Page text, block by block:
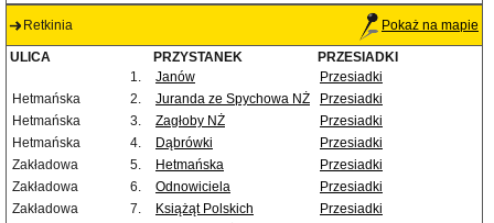
Retkinia Pokaż na mapie
ULICA PRZYSTANEK
PRZESIADKI
1.
Janów
Przesiadki
Hetmańska
2. Juranda ze Spychowa NŻ
Przesiadki
Hetmańska
3. Zagłoby NŻ
Przesiadki
Hetmańska
4. Dąbrówki
Przesiadki
Zakładowa
5. Hetmańska
Przesiadki
Zakładowa
6. Odnowiciela
Przesiadki
Zakładowa
7. Książąt Polskich
Przesiadki